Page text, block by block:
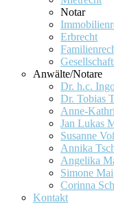
Notar
Erbrecht
Anwälte/Notare
Dr. h.c.
Dr. Tobias
Anne-
Jan Lukas
Susanne
Annika
Angelika
Simone Mai
Corinna
Kontakt